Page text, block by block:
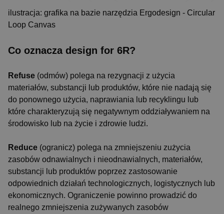
ilustracja: grafika na bazie narzędzia Ergodesign - Circular
Loop Canvas
Co oznacza design for 6R?
Refuse (odmów) polega na rezygnacji z użycia
materiałów, substancji lub produktów, które nie nadają się
do ponownego użycia, naprawiania lub recyklingu lub
które charakteryzują się negatywnym oddziaływaniem na
środowisko lub na życie i zdrowie ludzi.
Reduce (ogranicz) polega na zmniejszeniu zużycia
zasobów odnawialnych i nieodnawialnych, materiałów,
substancji lub produktów poprzez zastosowanie
odpowiednich działań technologicznych, logistycznych lub
ekonomicznych. Ograniczenie powinno prowadzić do
realnego zmniejszenia zużywanych zasobów